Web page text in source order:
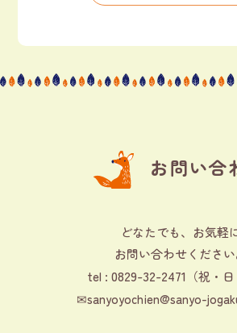
お問い合
どなたでも、お気軽
お問い合わせください
tel : 0829-32-2471 （祝・
✉sanyoyochien@sanyo-